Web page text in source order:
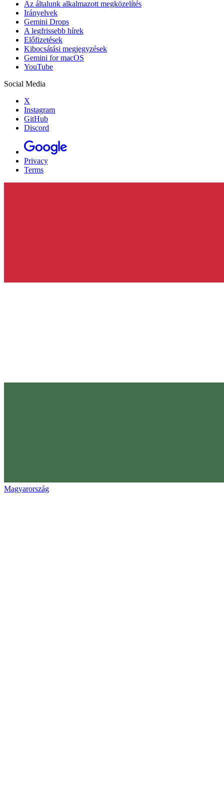
Az általunk alkalmazott megközelítés
Irányelvek
Gemini Drops
A legfrissebb hírek
Előfizetések
Kibocsátási megjegyzések
Gemini for macOS
YouTube
Social Media
X
Instagram
GitHub
Discord
Privacy
Terms
Magyarország